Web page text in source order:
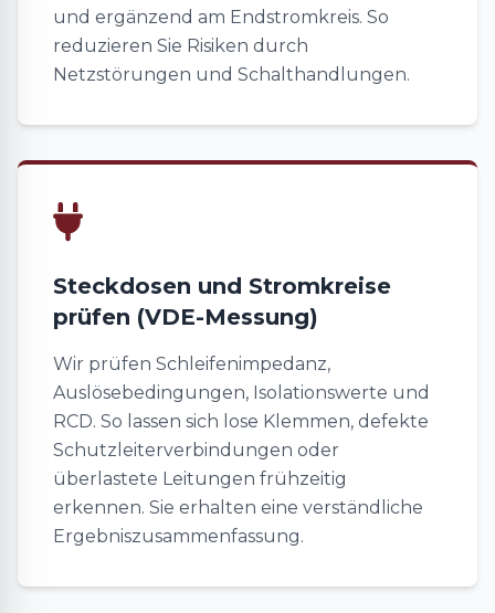
und ergänzend am Endstromkreis. So
reduzieren Sie Risiken durch
Netzstörungen und Schalthandlungen.
Steckdosen und Stromkreise
prüfen (VDE-Messung)
Wir prüfen Schleifenimpedanz,
Auslösebedingungen, Isolationswerte und
RCD. So lassen sich lose Klemmen, defekte
Schutzleiterverbindungen oder
überlastete Leitungen frühzeitig
erkennen. Sie erhalten eine verständliche
Ergebniszusammenfassung.